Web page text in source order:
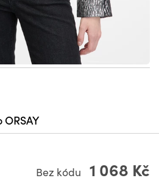
Bez kódu 1 068 Kč